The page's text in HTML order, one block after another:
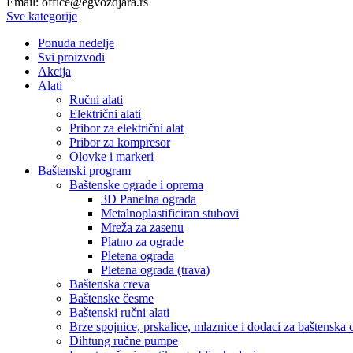
Sve kategorije
Ponuda nedelje
Svi proizvodi
Akcija
Alati
Ručni alati
Električni alati
Pribor za električni alat
Pribor za kompresor
Olovke i markeri
Baštenski program
Baštenske ograde i oprema
3D Panelna ograda
Metalnoplastificiran stubovi
Mreža za zasenu
Platno za ograde
Pletena ograda
Pletena ograda (trava)
Baštenska creva
Baštenske česme
Baštenski ručni alati
Brze spojnice, prskalice, mlaznice i dodaci za baštenska
Dihtung ručne pumpe